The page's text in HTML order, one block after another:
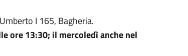
I 165, Bagheria.
ore 13:30; il mercoledì anche nel